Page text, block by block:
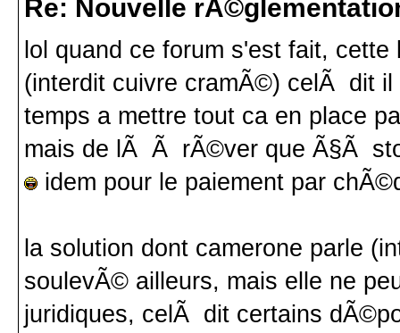
Re: Nouvelle
lol quand ce forum s'est fait,
(interdit cuivre cramÃ©) celÃ dit
temps a mettre tout ca en place
mais de lÃ Ã rÃ©ver que Ã§Ã
idem pour le paiement par
la solution dont camerone parle
soulevÃ© ailleurs, mais elle ne
juridiques, celÃ dit certains